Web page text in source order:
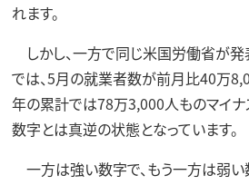
れます。
しかし、一方で同じ米国労働省が
では、5月の就業者数が前月比40万
年の累計では78万3,000人ものマイナ
数字とは真逆の状態となっています。
一方は強い数字で、もう一方は弱い